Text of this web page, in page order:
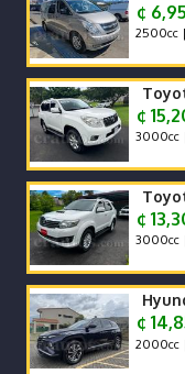
¢
2500cc
¢
3000cc
¢
3000cc
¢
2000cc